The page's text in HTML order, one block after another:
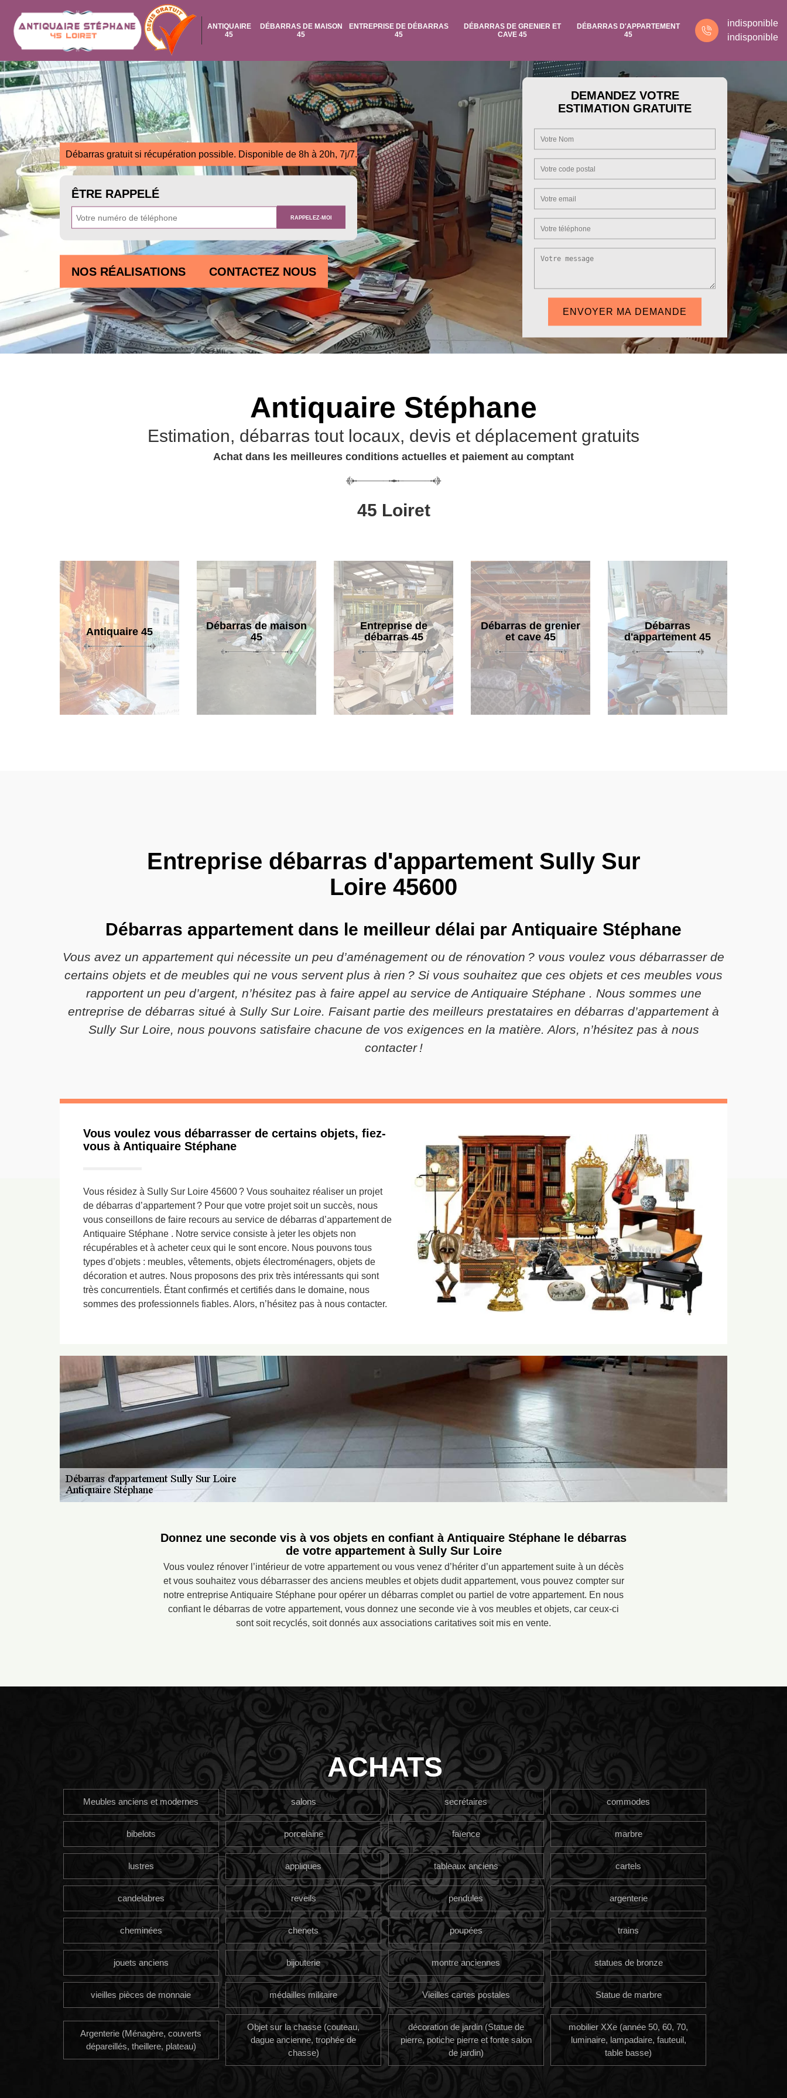
ANTIQUAIRE
45
DÉBARRAS DE MAISON
45
ENTREPRISE DE DÉBARRAS
45
DÉBARRAS DE GRENIER ET
CAVE 45
DÉBARRAS D'APPARTEMENT
45
indisponible
indisponible
Débarras gratuit si récupération possible. Disponible de 8h à 20h, 7j/7.
ÊTRE RAPPELÉ
NOS RÉALISATIONS CONTACTEZ NOUS
DEMANDEZ VOTRE
ESTIMATION GRATUITE
Antiquaire Stéphane
Estimation, débarras tout locaux, devis et déplacement gratuits
Achat dans les meilleures conditions actuelles et paiement au comptant
45 Loiret
Antiquaire 45
Débarras de maison
45
Entreprise de
débarras 45
Débarras de grenier
et cave 45
Débarras
d'appartement 45
Entreprise débarras d'appartement Sully Sur
Loire 45600
Débarras appartement dans le meilleur délai par Antiquaire Stéphane
Vous avez un appartement qui nécessite un peu d’aménagement ou de rénovation ? vous voulez vous débarrasser de
certains objets et de meubles qui ne vous servent plus à rien ? Si vous souhaitez que ces objets et ces meubles vous
rapportent un peu d’argent, n’hésitez pas à faire appel au service de Antiquaire Stéphane . Nous sommes une
entreprise de débarras situé à Sully Sur Loire. Faisant partie des meilleurs prestataires en débarras d’appartement à
Sully Sur Loire, nous pouvons satisfaire chacune de vos exigences en la matière. Alors, n’hésitez pas à nous
contacter !
Vous voulez vous débarrasser de certains objets, fiez-
vous à Antiquaire Stéphane
Vous résidez à Sully Sur Loire 45600 ? Vous souhaitez réaliser un projet
de débarras d’appartement ? Pour que votre projet soit un succès, nous
vous conseillons de faire recours au service de débarras d’appartement de
Antiquaire Stéphane . Notre service consiste à jeter les objets non
récupérables et à acheter ceux qui le sont encore. Nous pouvons tous
types d’objets : meubles, vêtements, objets électroménagers, objets de
décoration et autres. Nous proposons des prix très intéressants qui sont
très concurrentiels. Étant confirmés et certifiés dans le domaine, nous
sommes des professionnels fiables. Alors, n’hésitez pas à nous contacter.
Donnez une seconde vis à vos objets en confiant à Antiquaire Stéphane le débarras
de votre appartement à Sully Sur Loire
Vous voulez rénover l’intérieur de votre appartement ou vous venez d’hériter d’un appartement suite à un décès
et vous souhaitez vous débarrasser des anciens meubles et objets dudit appartement, vous pouvez compter sur
notre entreprise Antiquaire Stéphane pour opérer un débarras complet ou partiel de votre appartement. En nous
confiant le débarras de votre appartement, vous donnez une seconde vie à vos meubles et objets, car ceux-ci
sont soit recyclés, soit donnés aux associations caritatives soit mis en vente.
ACHATS
Meubles anciens et modernes salons secrétaires commodes
bibelots porcelaine faïence marbre
lustres appliques tableaux anciens cartels
candelabres reveils pendules argenterie
cheminées chenets poupées trains
jouets anciens bijouterie montre anciennes statues de bronze
vieilles pièces de monnaie médailles militaire Vieilles cartes postales Statue de marbre
Argenterie (Ménagère, couverts
dépareillés, theillere, plateau)
Objet sur la chasse (couteau,
dague ancienne, trophée de
chasse)
décoration de jardin (Statue de
pierre, potiche pierre et fonte salon
de jardin)
mobilier XXe (année 50, 60, 70,
luminaire, lampadaire, fauteuil,
table basse)